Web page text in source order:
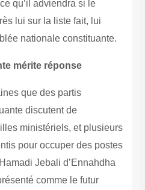
qu’il adviendra si le
lui sur la liste fait, lui
nationale constituante.
mérite réponse
que des partis
discutent de
ministériels, et plusieurs
pour occuper des postes
Jebali d’Ennahdha
comme le futur